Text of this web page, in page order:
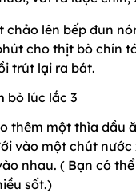
chảo lên bếp đun
cho thịt bò chín
trút lại ra bát.
thêm một thìa dầu
vào một chút
nhau. ( Bạn có
sốt.)